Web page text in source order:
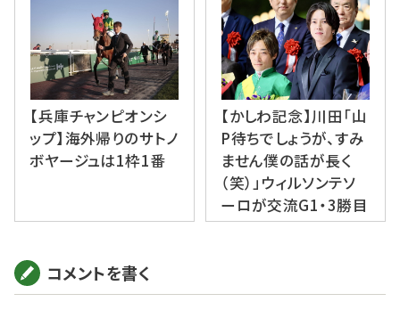
【兵庫チャンピオンシ
ップ】海外帰りのサトノ
ボヤージュは1枠1番
【かしわ記念】川田「山
P待ちでしょうが、すみ
ません僕の話が長く
（笑）」ウィルソンテソ
ーロが交流G1・3勝目
コメントを書く